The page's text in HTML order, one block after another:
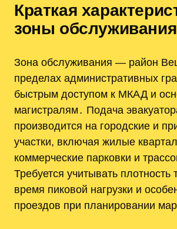
Краткая
зоны обслуживания
Зона обслуживания — район
пределах административных
быстрым доступом к МКАД и
магистралям․ Подача
производится на городские и
участки, включая жилые
коммерческие парковки и
Требуется учитывать плотность
время пиковой нагрузки и
проездов при планировании